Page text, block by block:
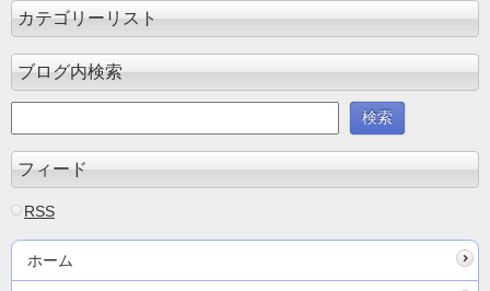
カテゴリーリスト
ブログ内検索
フィード
RSS
ホーム